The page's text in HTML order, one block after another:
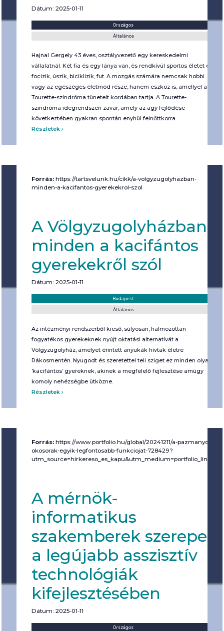
Dátum: 2025-01-11
Országos
Általános
Hajnal Gergely 43 éves, osztályvezető egy kereskedelmi
vállalatnál. Két fia és egy lánya van, és rendkívül sportos életet él:
focizik, úszik, biciklizik, fut. A mozgás számára nemcsak hobbi
vagy az egészéges életmód része, hanem eszköz is, amellyel a
Tourette-szindróma tüneteit kordában tartja. A Tourette-
szindróma idegrendszeri zavar, amely az agy fejlődése
következtében gyakran spontán enyhül felnőttkorra.
Részletek
Forrás: https://tartsvelunk.hu/cikk/a-volgyzugolyhazban-
minden-a-kacifantos-gyerekekrol-szol
A Völgyzugolyházban
minden a kacifántos
gyerekekről szól
Dátum: 2025-01-11
Budapest
Általános
Az intézményi rendszerből kieső, súlyosan, halmozottan
fogyatékos gyerekeknek nyújt oktatási alternatívát a
Völgyzugolyház, amelyet érintett anyukák hívtak életre
Rákosmentén. Nyugodt és szeretettel teli sziget ez minden olyan
’kacifántos’ gyereknek, akinek a megfelelő fejlesztése amúgy
komoly nehézségbe ütközne.
Részletek
Forrás: https://www.portfolio.hu/global/20241211/a-pazmanyon-
okosorak-egyik-legfontosabb-funkciojat-728429?
A mérnök-
informatikus
szakemberek szerepe
a legújabb asszisztív
technológiák
kifejlesztésében
Dátum: 2025-01-11
Országos